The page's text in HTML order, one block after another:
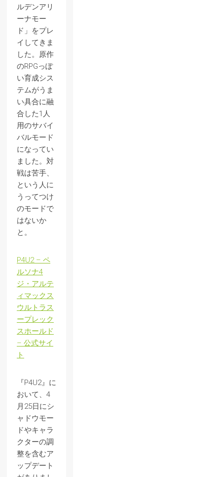
ルデンアリ
ーナモー
ド」をプレ
イしてきま
した。原作
のRPGっぽ
い育成シス
テムがうま
い具合に融
合した1人
用のサバイ
バルモード
になってい
ました。対
戦は苦手、
という人に
うってつけ
のモードで
はないか
と。
P4U2 – ペ
ルソナ4
ジ・アルテ
ィマックス
ウルトラス
ープレック
スホールド
– 公式サイ
ト
『P4U2』に
おいて、4
月25日にシ
ャドウモー
ドやキャラ
クターの調
整を含むア
ップデート